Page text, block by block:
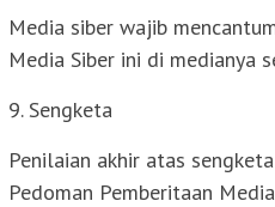
Media siber wajib
Media Siber ini di medianya
9. Sengketa
Penilaian akhir atas
Pedoman Pemberitaan